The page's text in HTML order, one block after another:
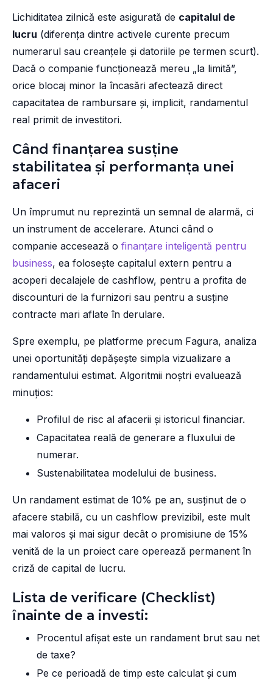
Lichiditatea zilnică este asigurată de capitalul de
lucru (diferența dintre activele curente precum
numerarul sau creanțele și datoriile pe termen scurt).
Dacă o companie funcționează mereu „la limită”,
orice blocaj minor la încasări afectează direct
capacitatea de rambursare și, implicit, randamentul
real primit de investitori.
Când finanțarea susține
stabilitatea și performanța unei
afaceri
Un împrumut nu reprezintă un semnal de alarmă, ci
un instrument de accelerare. Atunci când o
companie accesează o finanțare inteligentă pentru
business, ea folosește capitalul extern pentru a
acoperi decalajele de cashflow, pentru a profita de
discounturi de la furnizori sau pentru a susține
contracte mari aflate în derulare.
Spre exemplu, pe platforme precum Fagura, analiza
unei oportunități depășește simpla vizualizare a
randamentului estimat. Algoritmii noștri evaluează
minuțios:
Profilul de risc al afacerii și istoricul financiar.
Capacitatea reală de generare a fluxului de
numerar.
Sustenabilitatea modelului de business.
Un randament estimat de 10% pe an, susținut de o
afacere stabilă, cu un cashflow previzibil, este mult
mai valoros și mai sigur decât o promisiune de 15%
venită de la un proiect care operează permanent în
criză de capital de lucru.
Lista de verificare (Checklist)
înainte de a investi:
Procentul afișat este un randament brut sau net
de taxe?
Pe ce perioadă de timp este calculat și cum